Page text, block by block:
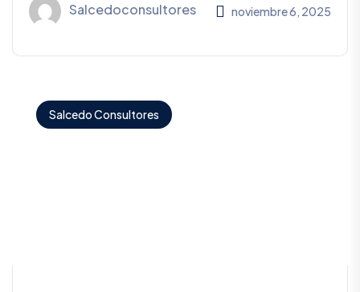
Salcedoconsultores noviembre 6, 2025
Salcedo Consultores